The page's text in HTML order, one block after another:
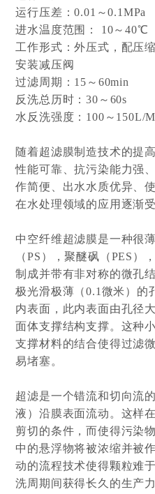
运行压差：0.01～0.1MPa
进水温度范围： 10～40℃
工作形式：外压式，配压
安装减压阀
过滤周期：15～60min
反洗总历时：30～60s
水反洗强度：100～150L/
随着超滤膜制造技术的提
性能可靠、抗污染能力强
作简便、出水水质优异、
在水处理领域的应用逐渐受
中空纤维超滤膜是一种很
（PS），聚醚砜（PES）
制成并带有非对称的微孔
极光滑极薄（0.1微米）的
内表面，此内表面由孔径
面体支撑结构支撑。这种
支撑材料的结合使得过滤
易堵塞。
超滤是一个错流和切向流
液）沿膜表面流动。这样
剪切的条件，而使得污染
中的悬浮物将被浓缩并被
动的流程技术使得颗粒难
洗周期间获得长久的生产力